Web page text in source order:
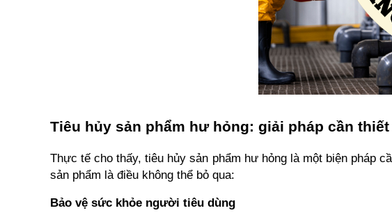
Tiêu hủy sản phẩm hư hỏng: giải pháp cần
Thực tế cho thấy, tiêu hủy sản phẩm hư hỏng là một biện pháp
sản phẩm là điều không thể bỏ qua:
Bảo vệ sức khỏe người tiêu dùng